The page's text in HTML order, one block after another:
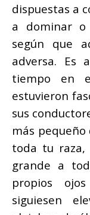
dispuestas a
a dominar o
según que
adversa. Es
tiempo en
estuvieron
sus
más
toda tu raza,
grande a
propios
siguiesen